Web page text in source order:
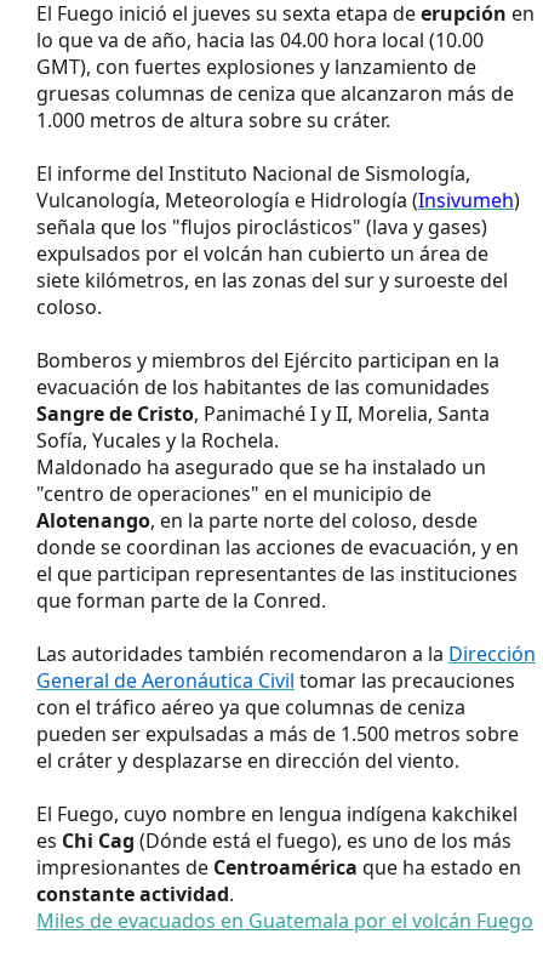
El Fuego inició el jueves su sexta etapa deerupción en
lo que va de año, hacia las 04.00 hora local (10.00
GMT), con fuertes explosiones y lanzamiento de
gruesas columnas de ceniza que alcanzaron más de
1.000 metros de altura sobre su cráter.
El informe del Instituto Nacional de Sismología,
Vulcanología, Meteorología e Hidrología (Insivumeh)
señala que los "flujos piroclásticos" (lava y gases)
expulsados por el volcán han cubierto un área de
siete kilómetros, en las zonas del sur y suroeste del
coloso.
Bomberos y miembros del Ejército participan en la
evacuación de los habitantes de las comunidades
Sangre de Cristo, Panimaché I y II, Morelia, Santa
Sofía, Yucales y la Rochela.
Maldonado ha asegurado que se ha instalado un
"centro de operaciones" en el municipio de
Alotenango, en la parte norte del coloso, desde
donde se coordinan las acciones de evacuación, y en
el que participan representantes de las instituciones
que forman parte de la Conred.
Las autoridades también recomendaron a la Dirección
General de Aeronáutica Civil tomar las precauciones
con el tráfico aéreo ya que columnas de ceniza
pueden ser expulsadas a más de 1.500 metros sobre
el cráter y desplazarse en dirección del viento.
El Fuego, cuyo nombre en lengua indígena kakchikel
es Chi Cag (Dónde está el fuego), es uno de los más
impresionantes de Centroamérica que ha estado en
constante actividad.
Miles de evacuados en Guatemala por el volcán Fuego